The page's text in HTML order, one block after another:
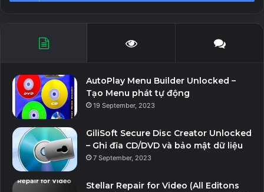
AutoPlay Menu Builder Unlocked –
Tạo Menu phát tự động
19 September, 2023
GiliSoft Secure Disc Creator Unlocked
– Ghi đĩa CD/DVD và bảo mật dữ liệu
7 September, 2023
Stellar Repair for Video (All Editons